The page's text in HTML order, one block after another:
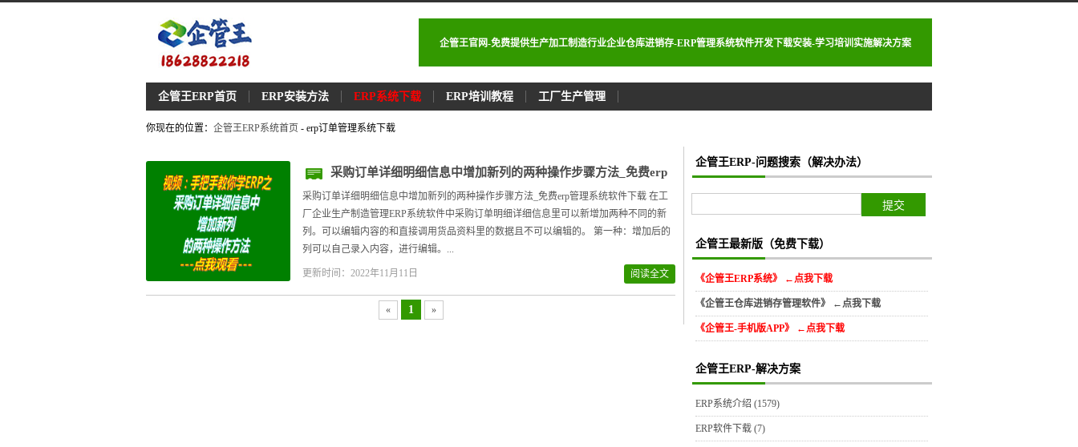
企管王官网-免费提供生产加工制造行业企业仓库进销存-ERP管理系统软件开发下载安装-学习培训实施解决方案
企管王ERP首页 ERP安装方法 ERP系统下载 ERP培训教程 工厂生产管理
你现在的位置： 企管王ERP系统首页 - erp订单管理系统下载
采购订单详细明细信息中增加新列的两种操作步骤方法_免费erp
管理系统软件下载
采购订单详细明细信息中增加新列的两种操作步骤方法_免费erp管理系统软件下载 在工
厂企业生产制造管理ERP系统软件中采购订单明细详细信息里可以新增加两种不同的新
列。可以编辑内容的和直接调用货品资料里的数据且不可以编辑的。 第一种：增加后的
列可以自己录入内容，进行编辑。...
更新时间：2022年11月11日 阅读全文
« 1 »
企管王ERP-问题搜索（解决办法）
企管王最新版（免费下载）
《企管王ERP系统》 ←点我下载
《企管王仓库进销存管理软件》 ←点我下载
《企管王-手机版APP》 ←点我下载
企管王ERP-解决方案
ERP系统介绍 (1579)
ERP软件下载 (7)